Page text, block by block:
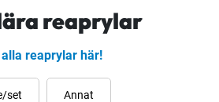
reaprylar
reaprylar här!
set Annat